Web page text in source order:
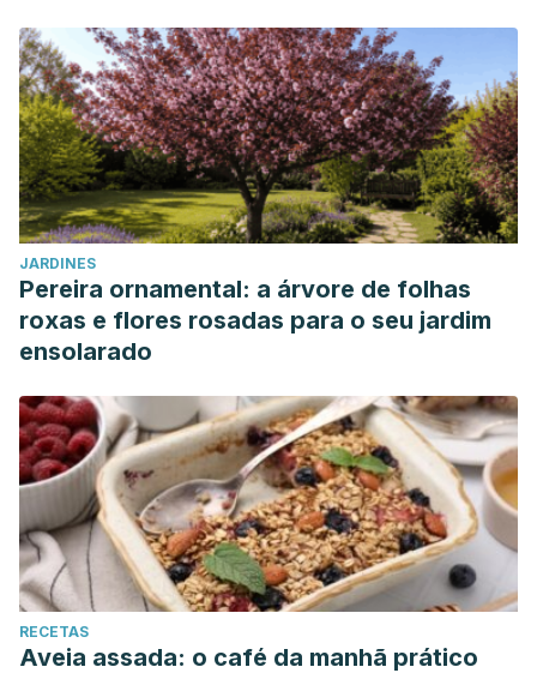
JARDINES
Pereira ornamental: a árvore de folhas
roxas e flores rosadas para o seu jardim
ensolarado
RECETAS
Aveia assada: o café da manhã prático